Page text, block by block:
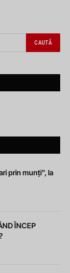
prin munți”, la
ÎNCEP